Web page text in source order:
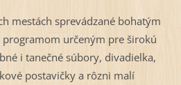
mestách sprevádzané bohatým
určeným pre širokú
i tanečné súbory, divadielka,
postavičky a rôzni malí